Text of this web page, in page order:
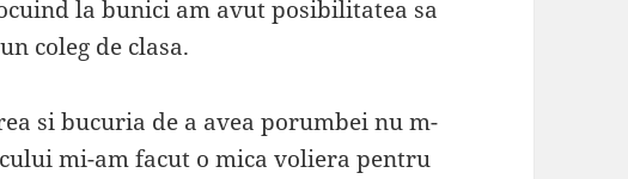
la bunici am avut posibilitatea sa
coleg de clasa.
si bucuria de a avea porumbei nu m-
mi-am facut o mica voliera pentru